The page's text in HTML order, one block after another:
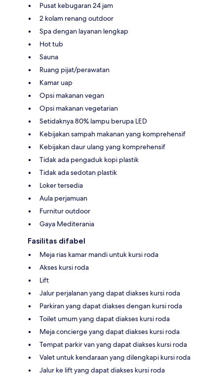
Pusat kebugaran 24 jam
2 kolam renang outdoor
Spa dengan layanan lengkap
Hot tub
Sauna
Ruang pijat/perawatan
Kamar uap
Opsi makanan vegan
Opsi makanan vegetarian
Setidaknya 80% lampu berupa LED
Kebijakan sampah makanan yang komprehensif
Kebijakan daur ulang yang komprehensif
Tidak ada pengaduk kopi plastik
Tidak ada sedotan plastik
Loker tersedia
Aula perjamuan
Furnitur outdoor
Gaya Mediterania
Fasilitas difabel
Meja rias kamar mandi untuk kursi roda
Akses kursi roda
Lift
Jalur perjalanan yang dapat diakses kursi roda
Parkiran yang dapat diakses dengan kursi roda
Toilet umum yang dapat diakses kursi roda
Meja concierge yang dapat diakses kursi roda
Tempat parkir van yang dapat diakses kursi roda
Valet untuk kendaraan yang dilengkapi kursi roda
Jalur ke lift yang dapat diakses kursi roda